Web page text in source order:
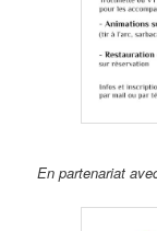
En partenariat